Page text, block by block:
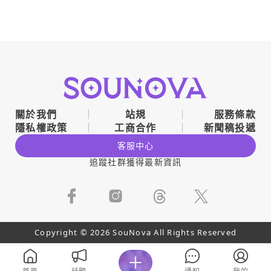
關於我們 站規
服務條款
隱私權政策
工商合作 新聞稿投遞
客服中心
追蹤社群獲得最新資訊
Copyright © 2026 SouNova All Rights Reserved